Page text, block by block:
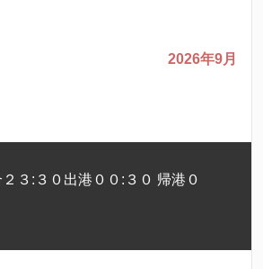
2026年9月
３:３０出港００:３０ 帰港０